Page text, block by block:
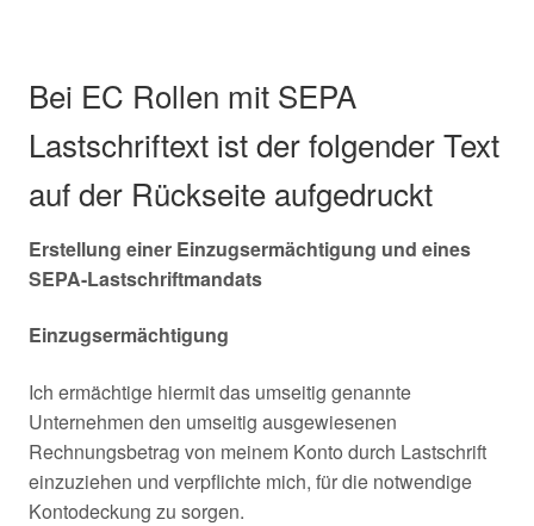
Bei EC Rollen mit SEPA
Lastschriftext ist der folgender Text
auf der Rückseite aufgedruckt
Erstellung einer Einzugsermächtigung und eines
SEPA-Lastschriftmandats
Einzugsermächtigung
Ich ermächtige hiermit das umseitig genannte
Unternehmen den umseitig ausgewiesenen
Rechnungsbetrag von meinem Konto durch Lastschrift
einzuziehen und verpflichte mich, für die notwendige
Kontodeckung zu sorgen.